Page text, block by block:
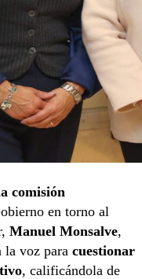
comisión
en torno al
Manuel Monsalve,
la voz para cuestionar
, calificándola de